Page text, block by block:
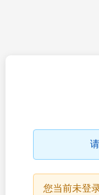
您当前未登